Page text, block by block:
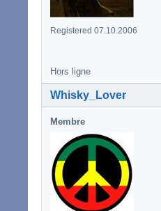
Registered 07.10.2006
Hors ligne
Whisky_Lover
Membre